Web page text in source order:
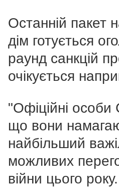
Останній пакет
дім готується
раунд санкцій
очікується
"Офіційні
що вони
найбільший
можливих
війни цього